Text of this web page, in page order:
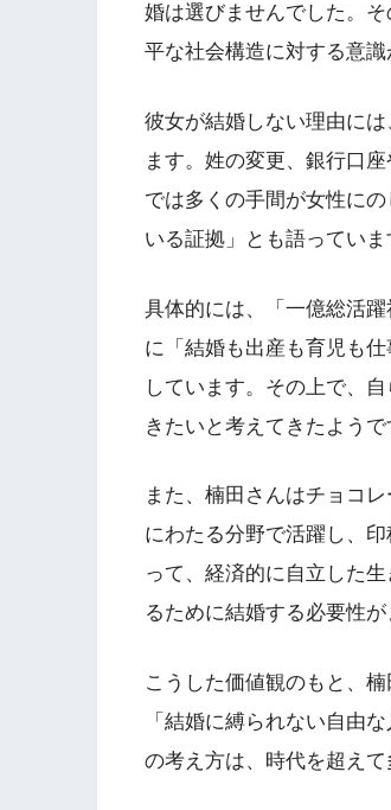
婚は選びませんでした。
平な社会構造に対する意識
彼女が結婚しない理由に
ます。姓の変更、銀行口
では多くの手間が女性に
いる証拠」とも語っていま
具体的には、「一億総活
に「結婚も出産も育児も
しています。その上で、
きたいと考えてきたようで
また、楠田さんはチョコ
にわたる分野で活躍し、
って、経済的に自立した
るために結婚する必要性
こうした価値観のもと、
「結婚に縛られない自由
の考え方は、時代を超え